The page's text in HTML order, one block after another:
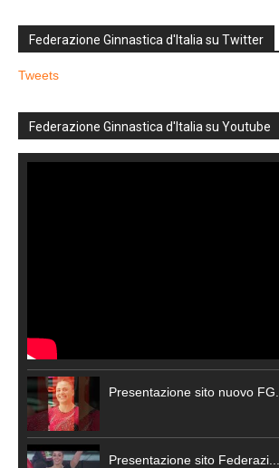
Federazione Ginnastica d'Italia su Twitter
Tweets
Federazione Ginnastica d'Italia su Youtube
Presentazione sito nuovo FG...
Presentazione sito Federazi...